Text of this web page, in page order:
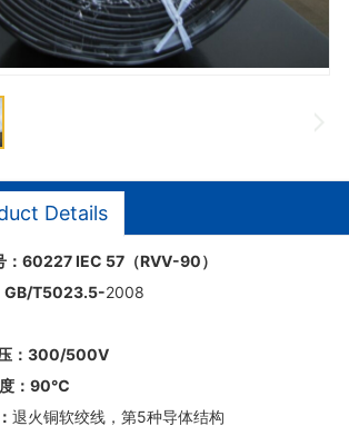
Details
： 60227 IEC 57（RVV-90）
GB/T5023.5-2008
性：
：300/500V
度：90℃
退火铜软绞线，第5种导体结构